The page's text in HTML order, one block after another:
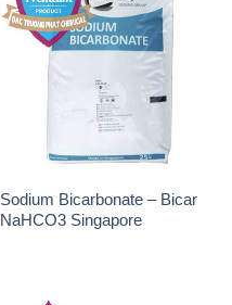
Sodium Bicarbonate – Bicar
NaHCO3 Singapore